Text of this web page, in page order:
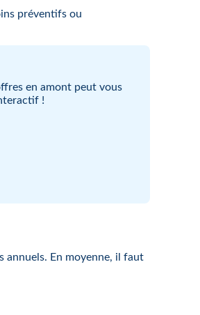
préventifs ou
en amont peut vous
!
annuels. En moyenne, il faut